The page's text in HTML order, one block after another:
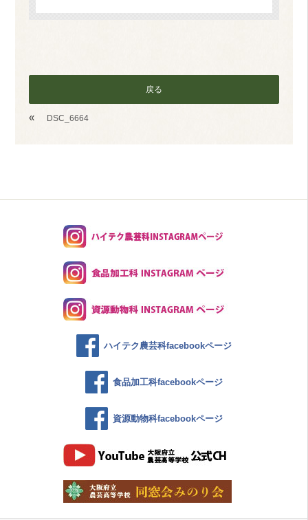
戻る
« DSC_6664
ハイテク農芸科facebookページ
食品加工科facebookページ
資源動物科facebookページ